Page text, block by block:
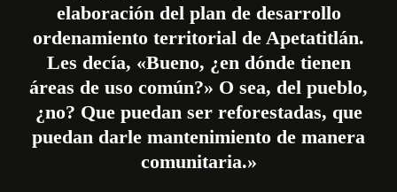
elaboración del plan de desarrollo
ordenamiento territorial de Apetatitlán.
Les decía, «Bueno, ¿en dónde tienen
áreas de uso común?» O sea, del pueblo,
¿no? Que puedan ser reforestadas, que
puedan darle mantenimiento de manera
comunitaria.»